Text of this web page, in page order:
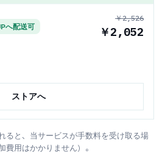
へ配送可
￥2,526
￥2,052
ストアへ
ると、当サービスが手数料を受け取る場
用はかかりません）。